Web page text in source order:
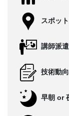
スポッ
講師派
技術動
早朝 or